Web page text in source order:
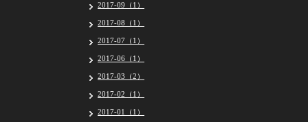
2017-09（1）
2017-08（1）
2017-07（1）
2017-06（1）
2017-03（2）
2017-02（1）
2017-01（1）